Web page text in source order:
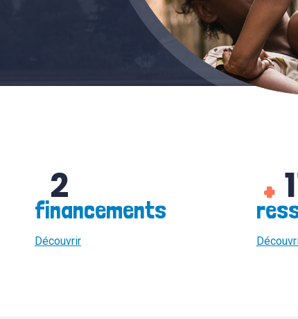
2
financements
Découvrir
+